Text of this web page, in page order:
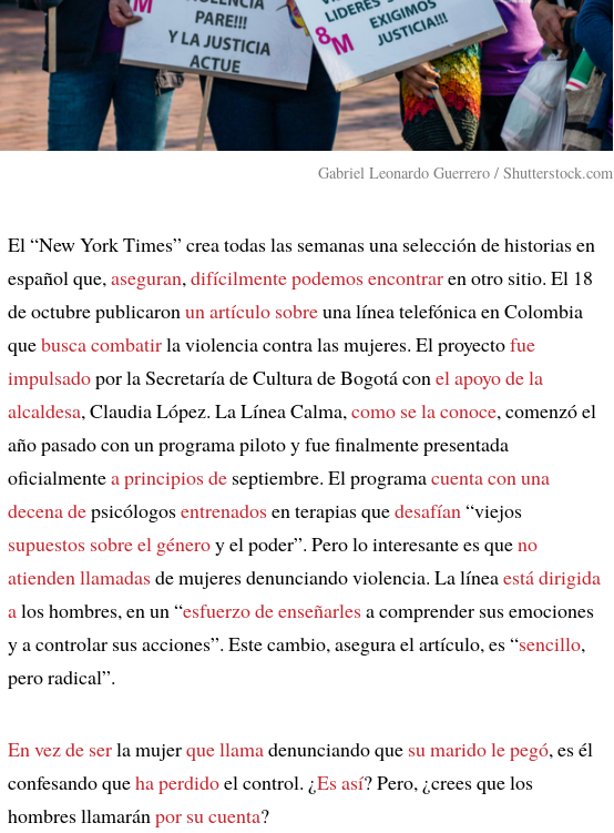
Gabriel Leonardo Guerrero / Shutterstock.com
El “New York Times” crea todas las semanas una selección de historias en
español que,aseguran,difícilmente podemos encontraren otro sitio. El 18
de octubre publicaronun artículo sobreuna línea telefónica en Colombia
quebusca combatirla violencia contra las mujeres. El proyectofue
impulsadopor la Secretaría de Cultura de Bogotá conel apoyo de la
alcaldesa, Claudia López. La Línea Calma,como se la conoce, comenzó el
año pasado con un programa piloto y fue finalmente presentada
oficialmentea principios de septiembre. El programacuenta con una
decena depsicólogosentrenadosen terapias quedesafían“viejos
supuestos sobre el géneroy el poder”. Pero lo interesante es queno
atienden llamadasde mujeres denunciando violencia. La líneaestá dirigida
alos hombres, en un “esfuerzo de enseñarlesa comprender sus emociones
y a controlar sus acciones”. Este cambio, asegura el artículo, es “sencillo,
pero radical”.
En vez de serla mujerque llamadenunciando que su marido le pegó, es él
confesando queha perdidoel control. ¿Es así? Pero, ¿crees que los
hombres llamaránpor su cuenta?